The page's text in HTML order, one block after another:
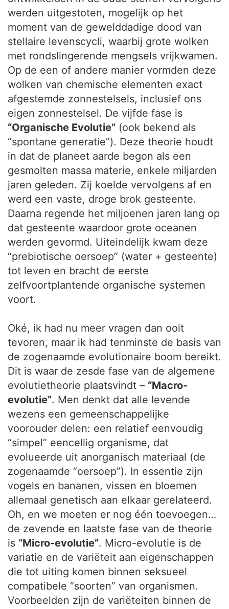
werden uitgestoten, mogelijk op het
moment van de gewelddadige dood van
stellaire levenscycli, waarbij grote wolken
met rondslingerende mengsels vrijkwamen.
Op de een of andere manier vormden deze
wolken van chemische elementen exact
afgestemde zonnestelsels, inclusief ons
eigen zonnestelsel. De vijfde fase is
“Organische Evolutie” (ook bekend als
“spontane generatie”). Deze theorie houdt
in dat de planeet aarde begon als een
gesmolten massa materie, enkele miljarden
jaren geleden. Zij koelde vervolgens af en
werd een vaste, droge brok gesteente.
Daarna regende het miljoenen jaren lang op
dat gesteente waardoor grote oceanen
werden gevormd. Uiteindelijk kwam deze
“prebiotische oersoep” (water + gesteente)
tot leven en bracht de eerste
zelfvoortplantende organische systemen
voort.
Oké, ik had nu meer vragen dan ooit
tevoren, maar ik had tenminste de basis van
de zogenaamde evolutionaire boom bereikt.
Dit is waar de zesde fase van de algemene
evolutietheorie plaatsvindt – “Macro-
evolutie”. Men denkt dat alle levende
wezens een gemeenschappelijke
voorouder delen: een relatief eenvoudig
“simpel” eencellig organisme, dat
evolueerde uit anorganisch materiaal (de
zogenaamde “oersoep”). In essentie zijn
vogels en bananen, vissen en bloemen
allemaal genetisch aan elkaar gerelateerd.
Oh, en we moeten er nog één toevoegen…
de zevende en laatste fase van de theorie
is “Micro-evolutie”. Micro-evolutie is de
variatie en de variëteit aan eigenschappen
die tot uiting komen binnen seksueel
compatibele “soorten” van organismen.
Voorbeelden zijn de variëteiten binnen de